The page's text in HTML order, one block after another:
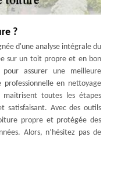
?
d'une analyse intégrale du
sur un toit propre et en bon
assurer une meilleure
en nettoyage
maitrisent toutes les étapes
satisfaisant. Avec des outils
propre et protégée des
Alors, n’hésitez pas de